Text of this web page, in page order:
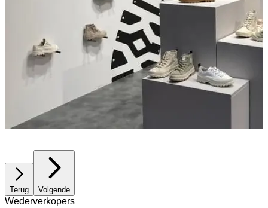
Terug Volgende
Wederverkopers